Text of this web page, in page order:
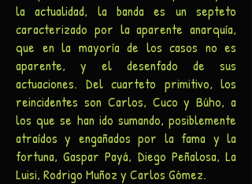
la actualidad, la banda es un septeto
caracterizado por la aparente anarquía,
que en la mayoría de los casos no es
aparente, y el desenfado de sus
actuaciones. Del cuarteto primitivo, los
reincidentes son Carlos, Cuco y Búho, a
los que se han ido sumando, posiblemente
atraídos y engañados por la fama y la
fortuna, Gaspar Payá, Diego Peñalosa, La
Luisi, Rodrigo Muñoz y Carlos Gómez.